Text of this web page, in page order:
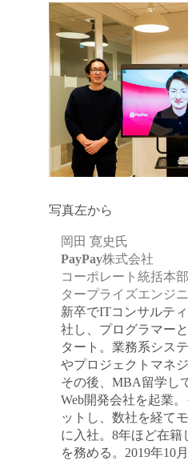
半導体
機械・装置
自動車・部品
化学
金属・素材
エネルギー・プラント
メディカル（医薬品・
医療・介護・福祉
その他
次へ（ご経験職種
写真左から
岡田 寛史氏
PayPay株式会社
コーポレート統括本
タープライズエンジ
新卒でITコンサルテ
社し、プログラマー
タート。業務系シス
やプロジェクトマネ
その後、MBA留学し
Web開発会社を起業
ットし、数社を経て
に入社。8年ほど在
を務める。2019年10